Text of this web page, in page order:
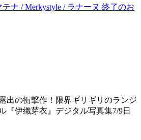
テナ / Merkystyle / ラナーヌ 終了のお
出の衝撃作！限界ギリギリのランジ
『伊織芽衣』デジタル写真集7/9日